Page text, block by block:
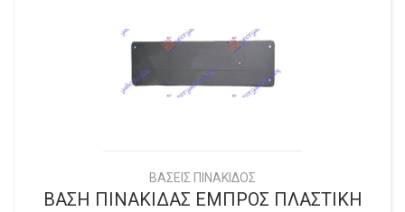
ΒΑΣΕΙΣ ΠΙΝΑΚΙΔΟΣ
ΒΑΣΗ ΠΙΝΑΚΙΔΑΣ ΕΜΠΡΟΣ ΠΛΑΣΤΙΚΗ